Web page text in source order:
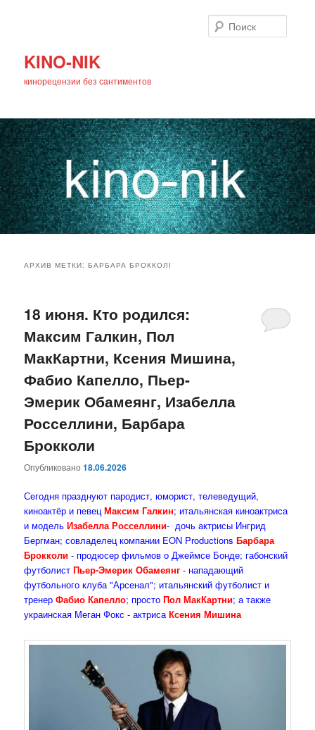
KINO-NIK
кинорецензии без сантиментов
основному
содержимому
дополнительному
содержимому
АРХИВ МЕТКИ:БАРБАРА БРОККОЛІ
18 июня. Кто родился:
Максим Галкин, Пол
МакКартни, Ксения Мишина,
Фабио Капелло, Пьер-
Эмерик Обамеянг, Изабелла
Росселлини, Барбара
Брокколи
Опубликовано18.06.2026
Сегодня празднуют пародист, юморист, телеведущий,
киноактёр и певецМаксим Галкин; итальянская киноактриса
и модельИзабелла Росселлини- дочь актрисы Ингрид
Бергман; совладелец компании EON ProductionsБарбара
Брокколи - продюсер фильмов о Джеймсе Бонде; габонский
футболист Пьер-Эмерик Обамеянг - нападающий
футбольного клуба "Арсенал"; итальянский футболист и
тренерФабио Капелло; просто Пол МакКартни; а также
украинская Меган Фокс - актрисаКсения Мишина